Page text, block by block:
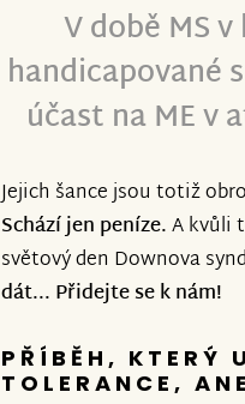
V době MS
handicapované
účast na ME v
Jejich šance jsou totiž
Schází jen peníze.A kvůli
světový den Downova
dát... Přidejte se k nám!
PŘÍBĚH, KTERÝ
TOLERANCE,